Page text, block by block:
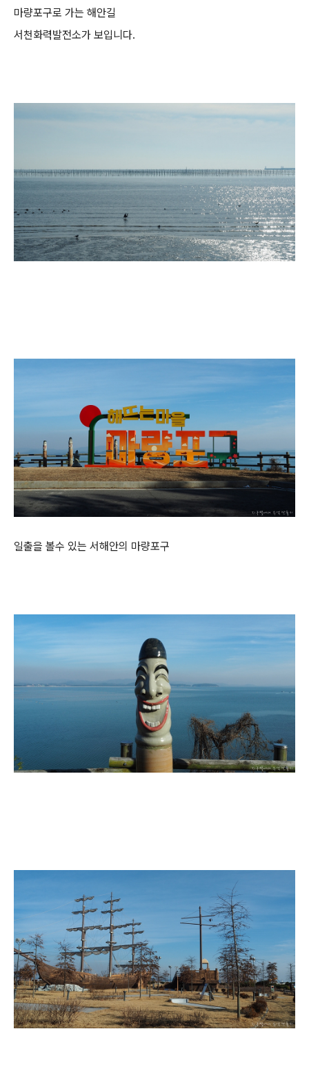
마량포구로 가는 해안길
서천화력발전소가 보입니다.
일출을 볼수 있는 서해안의 마량포구